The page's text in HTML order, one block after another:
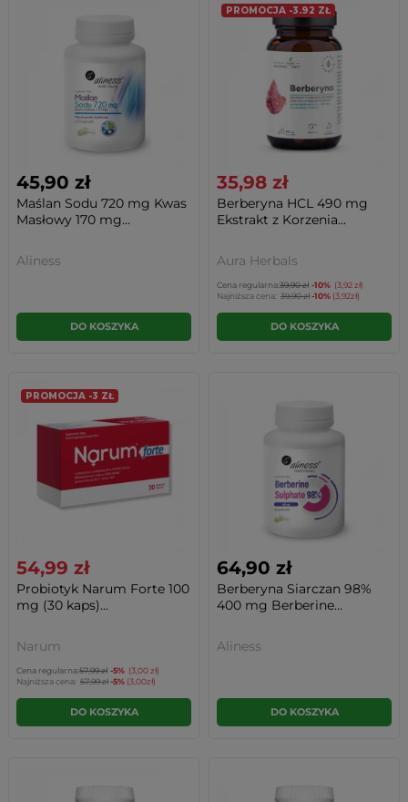
45,90 zł
Maślan Sodu 720 mg Kwas
Masłowy 170 mg...
Aliness
DO KOSZYKA
PROMOCJA -3.92 ZŁ
35,98 zł
Berberyna HCL 490 mg
Ekstrakt z Korzenia...
Aura Herbals
Cena regularna:39,90 zł -10% (3,92 zł)
Najniższa cena: 39,90 zł-10% (3,92zł)
DO KOSZYKA
PROMOCJA -3 ZŁ
54,99 zł
Probiotyk Narum Forte 100
mg (30 kaps)...
Narum
Cena regularna:57,99 zł -5% (3,00 zł)
Najniższa cena: 57,99 zł-5% (3,00zł)
DO KOSZYKA
64,90 zł
Berberyna Siarczan 98%
400 mg Berberine...
Aliness
DO KOSZYKA